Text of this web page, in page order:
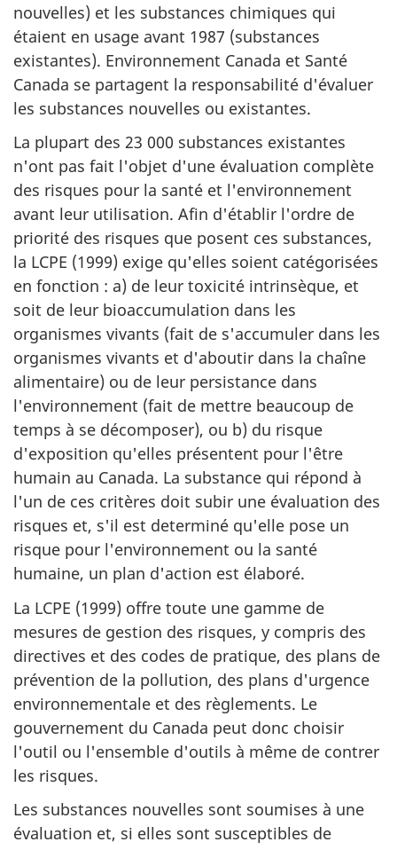
nouvelles) et les substances chimiques qui
étaient en usage avant 1987 (substances
existantes). Environnement Canada et Santé
Canada se partagent la responsabilité d'évaluer
les substances nouvelles ou existantes.
La plupart des 23 000 substances existantes
n'ont pas fait l'objet d'une évaluation complète
des risques pour la santé et l'environnement
avant leur utilisation. Afin d'établir l'ordre de
priorité des risques que posent ces substances,
la LCPE (1999) exige qu'elles soient catégorisées
en fonction : a) de leur toxicité intrinsèque, et
soit de leur bioaccumulation dans les
organismes vivants (fait de s'accumuler dans les
organismes vivants et d'aboutir dans la chaîne
alimentaire) ou de leur persistance dans
l'environnement (fait de mettre beaucoup de
temps à se décomposer), ou b) du risque
d'exposition qu'elles présentent pour l'être
humain au Canada. La substance qui répond à
l'un de ces critères doit subir une évaluation des
risques et, s'il est determiné qu'elle pose un
risque pour l'environnement ou la santé
humaine, un plan d'action est élaboré.
La LCPE (1999) offre toute une gamme de
mesures de gestion des risques, y compris des
directives et des codes de pratique, des plans de
prévention de la pollution, des plans d'urgence
environnementale et des règlements. Le
gouvernement du Canada peut donc choisir
l'outil ou l'ensemble d'outils à même de contrer
les risques.
Les substances nouvelles sont soumises à une
évaluation et, si elles sont susceptibles de